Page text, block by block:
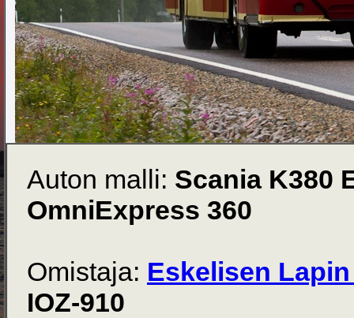
Auton malli: Scania K380
OmniExpress 360
Omistaja: Eskelisen
IOZ-910